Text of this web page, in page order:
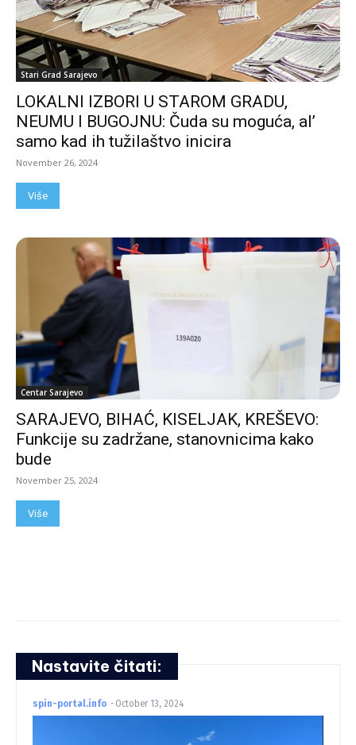
Stari Grad Sarajevo
LOKALNI IZBORI U STAROM GRADU,
NEUMU I BUGOJNU: Čuda su moguća, al’
samo kad ih tužilaštvo inicira
November 26, 2024
Više
Centar Sarajevo
SARAJEVO, BIHAĆ, KISELJAK, KREŠEVO:
Funkcije su zadržane, stanovnicima kako
bude
November 25, 2024
Više
Nastavite čitati:
spin-portal.info - October 13, 2024